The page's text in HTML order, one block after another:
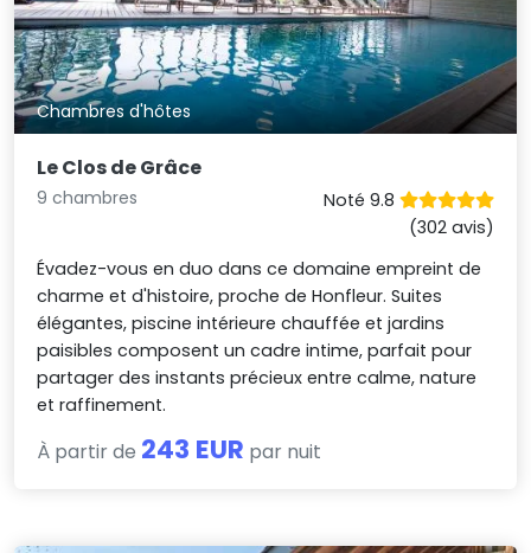
Chambres d'hôtes
Le Clos de Grâce
9 chambres
Noté 9.8
(302 avis)
Évadez-vous en duo dans ce domaine empreint de
charme et d'histoire, proche de Honfleur. Suites
élégantes, piscine intérieure chauffée et jardins
paisibles composent un cadre intime, parfait pour
partager des instants précieux entre calme, nature
et raffinement.
À partir de 243 EUR par nuit